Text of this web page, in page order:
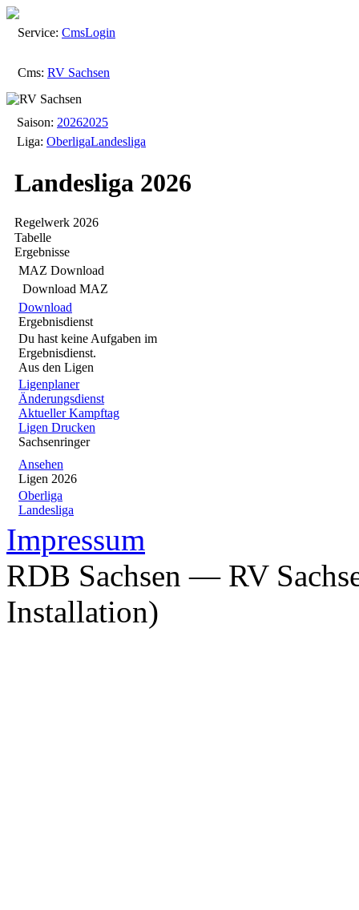
Cms: RV Sachsen
Service: CmsLogin
Saison: 20262025
Liga: OberligaLandesliga
Landesliga 2026
Regelwerk 2026
Tabelle
Ergebnisse
MAZ Download
Download MAZ
Download
Ergebnisdienst
Du hast keine Aufgaben im
Ergebnisdienst.
Aus den Ligen
Ligenplaner
Änderungsdienst
Aktueller Kampftag
Ligen Drucken
Sachsenringer
Ansehen
Ligen 2026
Oberliga
Landesliga
Impressum
RDB Sachsen — RV
Installation)